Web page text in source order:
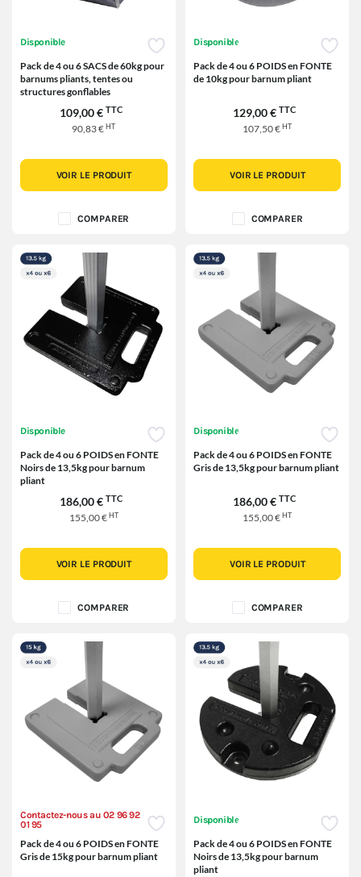
Disponible
Pack de 4 ou 6 SACS de 60kg pour
barnums pliants, tentes ou
structures gonflables
109,00 € TTC
90,83 €HT
VOIR LE PRODUIT
COMPARER
Disponible
Pack de 4 ou 6 POIDS en FONTE
de 10kg pour barnum pliant
129,00 € TTC
107,50 €HT
VOIR LE PRODUIT
COMPARER
Disponible
Pack de 4 ou 6 POIDS en FONTE
Noirs de 13,5kg pour barnum
pliant
186,00 € TTC
155,00 €HT
VOIR LE PRODUIT
COMPARER
Disponible
Pack de 4 ou 6 POIDS en FONTE
Gris de 13,5kg pour barnum pliant
186,00 € TTC
155,00 €HT
VOIR LE PRODUIT
COMPARER
Contactez-nous au 02 96 92
01 95
Pack de 4 ou 6 POIDS en FONTE
Gris de 15kg pour barnum pliant
Disponible
Pack de 4 ou 6 POIDS en FONTE
Noirs de 13,5kg pour barnum
pliant